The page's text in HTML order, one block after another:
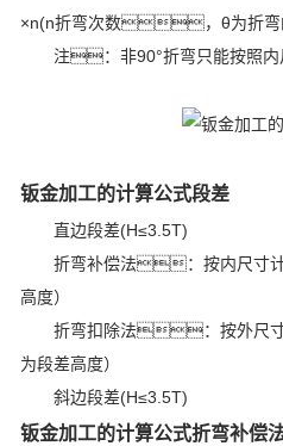
×n(n折弯次数，θ为折弯的
注：非90°折弯只能按照内
钣金加工的计算公式段差
直边段差(H≤3.5T)
折弯补偿法：按内尺寸计
高度）
折弯扣除法：按外尺寸
为段差高度）
斜边段差(H≤3.5T)
钣金加工的计算公式折弯补偿